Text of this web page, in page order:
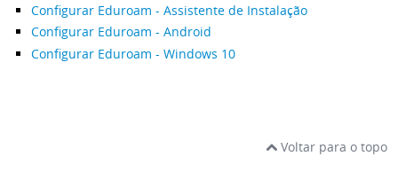
Configurar Eduroam - Assistente de Instalação
Configurar Eduroam - Android
Configurar Eduroam - Windows 10
Voltar para o topo